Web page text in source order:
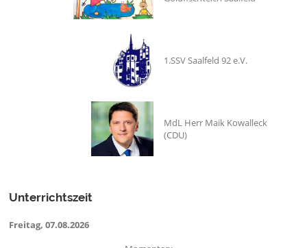
1.SSV Saalfeld 92 e.V.
MdL Herr Maik Kowalleck
(CDU)
Unterrichtszeit
Freitag, 07.08.2026